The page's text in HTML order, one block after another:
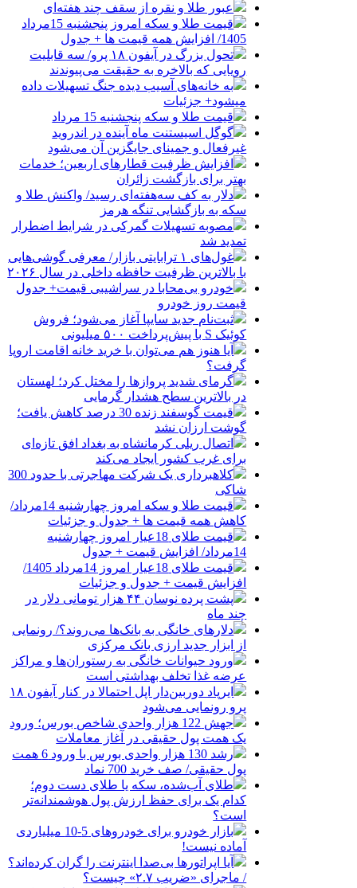
عبور طلا و نقره از سقف چند هفته‌ای
قیمت طلا و سکه امروز پنجشنبه 15مرداد
1405/ افزایش همه قیمت ها + جدول
تحول بزرگ در آیفون ۱۸ پرو/ سه قابلیت
رویایی که بالاخره به حقیقت می‌پیوندند
به خانه‌های آسیب دیده جنگ تسهیلات داده
میشود+ جزئیات
قیمت طلا و سکه پنجشنبه 15 مرداد
گوگل اسیستنت ماه آینده در اندروید
غیرفعال و جمینای جایگزین آن می‌شود
افزایش ظرفیت قطارهای اربعین؛ خدمات
بهتر برای بازگشت زائران
دلار به کف سه‌هفته‌ای رسید/ واکنش طلا و
سکه به بازگشایی تنگه هرمز
مصوبه تسهیلات گمرکی در شرایط اضطرار
تمدید شد
غول‌های ۱ ترابایتی بازار/ معرفی گوشی‌هایی
با بالاترین ظرفیت حافظه داخلی در سال ۲۰۲۶
خودرو بی‌محابا در سراشیبی قیمت+ جدول
قیمت روز خودرو
ثبت‌نام جدید سایپا آغاز می‌شود؛ فروش
کوئیک S با پیش‌پرداخت ۵۰۰ میلیونی
آیا هنوز هم می‌توان با خرید خانه اقامت اروپا
گرفت؟
گرمای شدید پروازها را مختل کرد؛ لهستان
در بالاترین سطح هشدار گرمایی
قیمت گوسفند زنده 30 درصد کاهش یافت؛
گوشت ارزان نشد
اتصال ریلی کرمانشاه به بغداد افق تازه‌ای
برای غرب کشور ایجاد می‌کند
کلاهبرداری یک شرکت مهاجرتی با حدود 300
شاکی
قیمت طلا و سکه امروز چهارشنبه 14مرداد/
کاهش همه قیمت ها + جدول و جزئیات
قیمت طلای 18عیار امروز چهارشنبه
14مرداد/ افزایش قیمت + جدول
قیمت طلای 18عیار امروز 14مرداد 1405/
افزایش قیمت + جدول و جزئیات
پشت پرده نوسان ۴۴ هزار تومانی دلار در
چند ماه
دلارهای خانگی به بانک‌ها می‌روند؟/ رونمایی
از ابزار جدید ارزی بانک مرکزی
ورود حیوانات خانگی به رستوران‌ها و مراکز
عرضه غذا تخلف بهداشتی است
ایرپاد دوربین‌دار اپل احتمالا در کنار آیفون ۱۸
پرو رونمایی می‌شود
جهش 122 هزار واحدی شاخص بورس؛ ورود
یک همت پول حقیقی در آغاز معاملات
رشد 130 هزار واحدی بورس با ورود 6 همت
پول حقیقی/ صف خرید 700 نماد
طلای آب‌شده، سکه یا طلای دست دوم؛
کدام یک برای حفظ ارزش پول هوشمندانه‌تر
است؟
بازار خودرو برای خودروهای 5-10 میلیاردی
آماده نیست!
آیا اپراتورها بی‌صدا اینترنت را گران کرده‌اند؟
/ ماجرای «ضریب ۲.۷» چیست؟